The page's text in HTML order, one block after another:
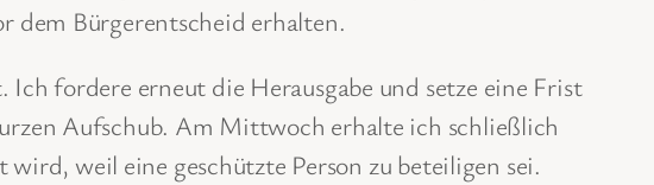
dem Bürgerentscheid erhalten.
fordere erneut die Herausgabe und setze eine Frist
Aufschub. Am Mittwoch erhalte ich schließlich
weil eine geschützte Person zu beteiligen sei.